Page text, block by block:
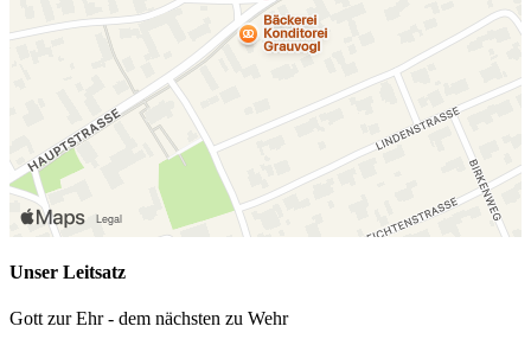
Unser Leitsatz
Gott zur Ehr - dem nächsten zu Wehr